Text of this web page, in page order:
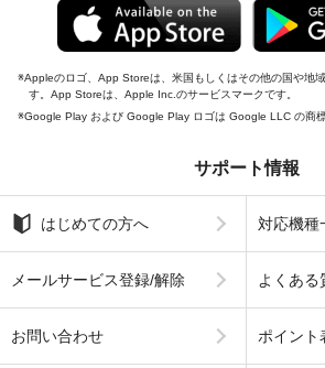
Appleのロゴ、App Storeは、米国もしくはその他の国や地
す。App Storeは、Apple Inc.のサービスマークです。
Google Play および Google Play ロゴは Google LLC の商標
サポート情報
はじめての方へ 対応機種
メールサービス登録/解除 よくある
お問い合わせ ポイント